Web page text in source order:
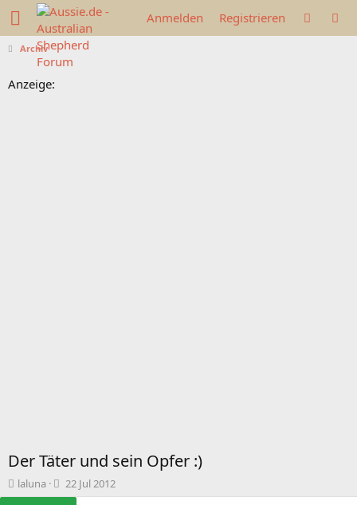
Anmelden Registrieren
Archiv
Anzeige:
Der Täter und sein Opfer :)
T
h
laluna
B
e
22 Jul 2012